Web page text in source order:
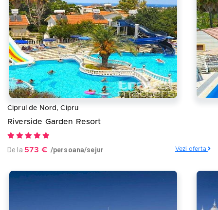
Ciprul de Nord, Cipru
Riverside Garden Resort
De la 573 € /persoana/sejur Vezi oferta